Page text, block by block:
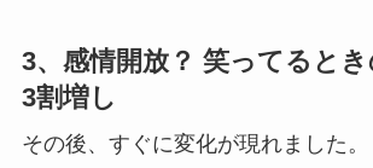
3、感情開放？ 笑ってると
3割増し
その後、すぐに変化が現れました。